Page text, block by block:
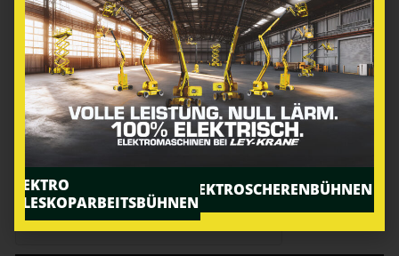
Ich bin einverstanden, dass die Firma Ley-Krane
GmbH & Co. KG meine Daten für eine
Kontaktaufnahme elektronisch verarbeitet. Die Daten
werden nicht an dritte weitergegeben. Weitere
Informationen und Widerrufshinweise findest du in
derDatenschutzbestimmung..
ELEKTRO
TELESKOPARBEITSBÜHNEN
ELEKTROSCHERENBÜHNEN